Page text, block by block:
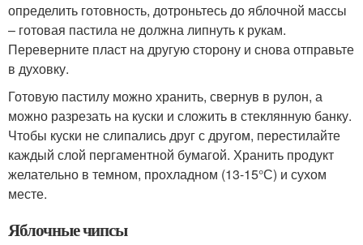
определить готовность, дотроньтесь до яблочной массы
– готовая пастила не должна липнуть к рукам.
Переверните пласт на другую сторону и снова отправьте
в духовку.
Готовую пастилу можно хранить, свернув в рулон, а
можно разрезать на куски и сложить в стеклянную банку.
Чтобы куски не слипались друг с другом, перестилайте
каждый слой пергаментной бумагой. Хранить продукт
желательно в темном, прохладном (13-15°С) и сухом
месте.
Яблочные чипсы